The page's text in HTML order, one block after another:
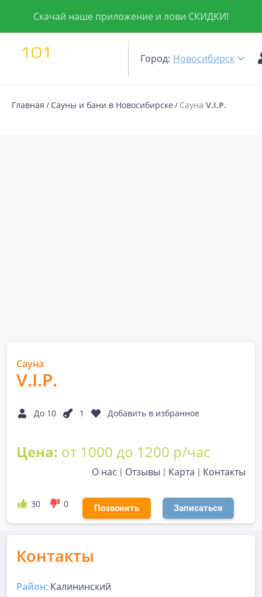
Скачай наше приложение и лови СКИДКИ!
Город: Новосибирск
Главная Сауны и бани в Новосибирске Сауна V.I.P.
Сауна
V.I.P.
До 10 1 Добавить в избранное
Цена: от 1000 до 1200 р/час
О нас Отзывы Карта Контакты
30 0 Позвонить Записаться
Контакты
Район: Калининский